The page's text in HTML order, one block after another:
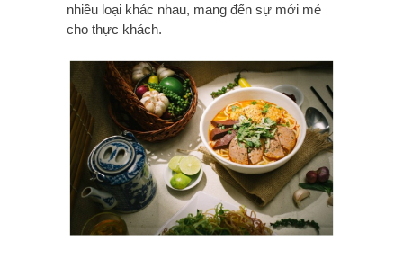
nhiều loại khác nhau, mang đến sự mới mẻ
cho thực khách.